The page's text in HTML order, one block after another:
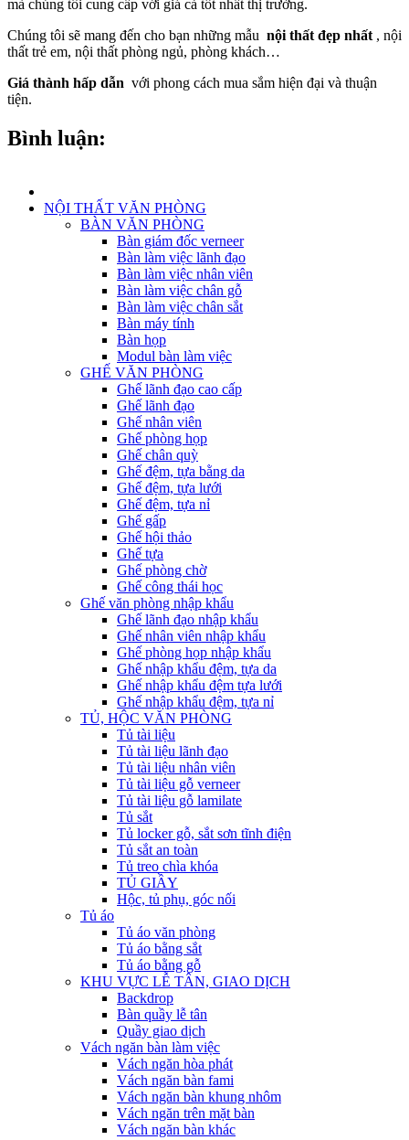
mà chúng tôi cung cấp với giá cả tốt nhất thị trường.
Chúng tôi sẽ mang đến cho bạn những mẫu nội thất đẹp nhất , nội
thất trẻ em, nội thất phòng ngủ, phòng khách…
Giá thành hấp dẫn với phong cách mua sắm hiện đại và thuận
tiện.
Bình luận:
NỘI THẤT VĂN PHÒNG
BÀN VĂN PHÒNG
Bàn giám đốc verneer
Bàn làm việc lãnh đạo
Bàn làm việc nhân viên
Bàn làm việc chân gỗ
Bàn làm việc chân sắt
Bàn máy tính
Bàn họp
Modul bàn làm việc
GHẾ VĂN PHÒNG
Ghế lãnh đạo cao cấp
Ghế lãnh đạo
Ghế nhân viên
Ghế phòng họp
Ghế chân quỳ
Ghế đệm, tựa bằng da
Ghế đệm, tựa lưới
Ghế đệm, tựa nỉ
Ghế gấp
Ghế hội thảo
Ghế tựa
Ghế phòng chờ
Ghế công thái học
Ghế văn phòng nhập khẩu
Ghế lãnh đạo nhập khẩu
Ghế nhân viên nhập khẩu
Ghế phòng họp nhập khẩu
Ghế nhập khẩu đệm, tựa da
Ghế nhập khẩu đệm tựa lưới
Ghế nhập khẩu đệm, tựa nỉ
TỦ, HỘC VĂN PHÒNG
Tủ tài liệu
Tủ tài liệu lãnh đạo
Tủ tài liệu nhân viên
Tủ tài liệu gỗ verneer
Tủ tài liệu gỗ lamilate
Tủ sắt
Tủ locker gỗ, sắt sơn tĩnh điện
Tủ sắt an toàn
Tủ treo chìa khóa
TỦ GIẦY
Hộc, tủ phụ, góc nối
Tủ áo
Tủ áo văn phòng
Tủ áo bằng sắt
Tủ áo bằng gỗ
KHU VỰC LỄ TÂN, GIAO DỊCH
Backdrop
Bàn quầy lễ tân
Quầy giao dịch
Vách ngăn bàn làm việc
Vách ngăn hòa phát
Vách ngăn bàn fami
Vách ngăn bàn khung nhôm
Vách ngăn trên mặt bàn
Vách ngăn bàn khác